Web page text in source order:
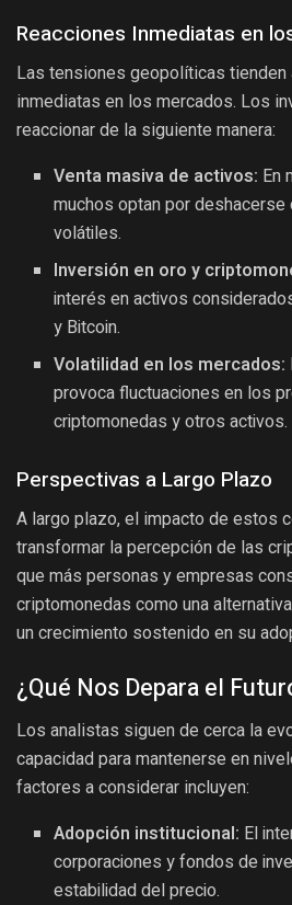
Reacciones Inmediatas en
Las tensiones geopolíticas tienden
inmediatas en los mercados. Los
reaccionar de la siguiente manera:
Venta masiva de activos: En
muchos optan por
volátiles.
Inversión en oro y
interés en activos
y Bitcoin.
Volatilidad en los mercados:
provoca fluctuaciones en los
criptomonedas y otros activos.
Perspectivas a Largo Plazo
A largo plazo, el impacto de estos
transformar la percepción de las
que más personas y empresas
criptomonedas como una
un crecimiento sostenido en su
¿Qué Nos Depara el
Los analistas siguen de cerca la
capacidad para mantenerse en
factores a considerar incluyen:
Adopción institucional: El
corporaciones y fondos de
estabilidad del precio.